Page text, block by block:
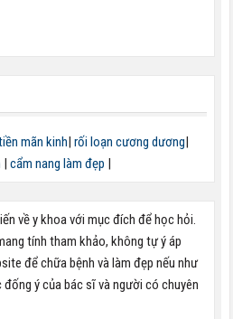
mãn kinh| rối loạn cương dương|
| cẩm nang làm đẹp |
về y khoa với mục đích để học hỏi.
tính tham khảo, không tự ý áp
để chữa bệnh và làm đẹp nếu như
ý của bác sĩ và người có chuyên